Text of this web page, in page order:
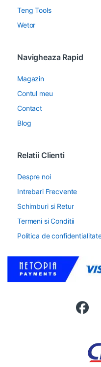
Teng Tools
Wetor
Navigheaza Rapid
Magazin
Contul meu
Contact
Blog
Relatii Clienti
Despre noi
Intrebari Frecvente
Schimburi si Retur
Termeni si Conditii
Politica de